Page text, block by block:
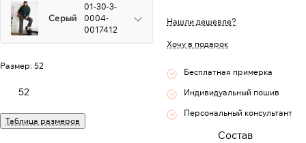
Серый
01-30-3-
0004-
0017412
Размер: 52
52
Таблица размеров
Нашли дешевле?
Хочу в подарок
Бесплатная примерка
Индивидуальный пошив
Персональный консультант
Состав